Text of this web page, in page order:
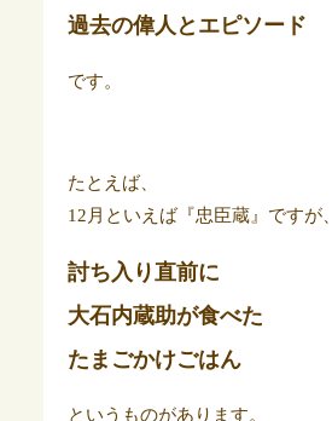
過去の偉人とエピソード
です。
たとえば、
12月といえば『忠臣蔵』ですが、
討ち入り直前に
大石内蔵助が食べた
たまごかけごはん
というものがあります。